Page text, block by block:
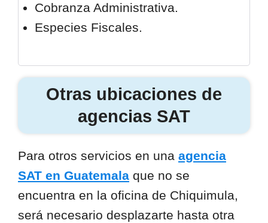
Cobranza Administrativa.
Especies Fiscales.
Otras ubicaciones de
agencias SAT
Para otros servicios en una agencia
SAT en Guatemala que no se
encuentra en la oficina de Chiquimula,
será necesario desplazarte hasta otra